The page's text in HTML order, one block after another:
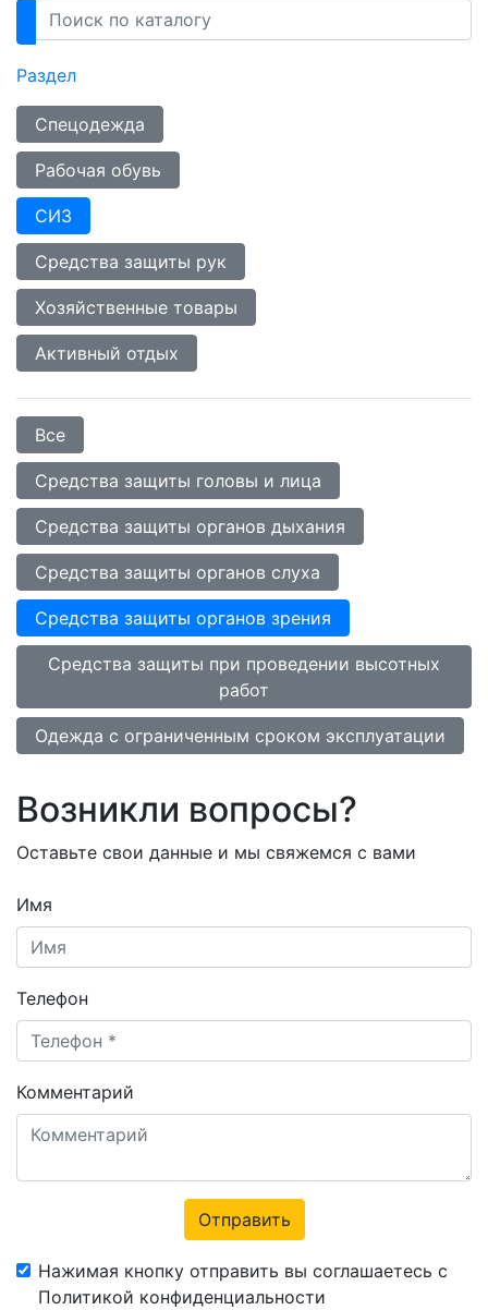
Раздел
Спецодежда
Рабочая обувь
СИЗ
Средства защиты рук
Хозяйственные товары
Активный отдых
Все
Средства защиты головы и лица
Средства защиты органов дыхания
Средства защиты органов слуха
Средства защиты органов зрения
Средства защиты при проведении высотных
работ
Одежда с ограниченным сроком эксплуатации
Возникли вопросы?
Оставьте свои данные и мы свяжемся с вами
Имя
Телефон
Комментарий
Отправить
Нажимая кнопку отправить вы соглашаетесь с
Политикой конфиденциальности